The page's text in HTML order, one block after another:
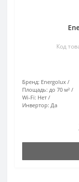
Код
Бренд: Energolux
Площадь: до 70 м²
Wi-Fi: Нет
Инвертор: Да